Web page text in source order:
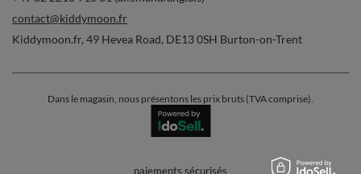
contact@kiddymoon.fr
Kiddymoon.fr, 49 Hevea Road, DE13 0SH Burton-on-Trent
Dans le magasin, nous présentons les prix bruts (TVA comprise).
paiements sécurisés